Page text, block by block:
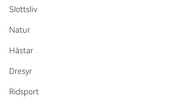
Slottsliv
Natur
Hästar
Dresyr
Ridsport